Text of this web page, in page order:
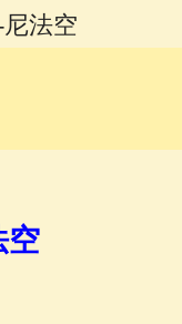
字大明咒(81)
App
法空
空